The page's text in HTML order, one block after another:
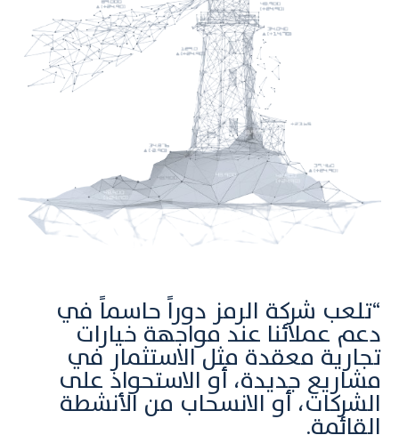
“تلعب شركة الرمز دوراً حاسماً في
دعم عملائنا عند مواجهة خيارات
تجارية معقدة مثل الاستثمار في
مشاريع جديدة، أو الاستحواذ على
الشركات، أو الانسحاب من الأنشطة
القائمة.